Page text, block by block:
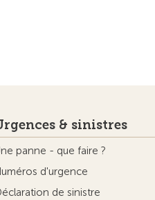
& sinistres
panne - que faire ?
d'urgence
de sinistre